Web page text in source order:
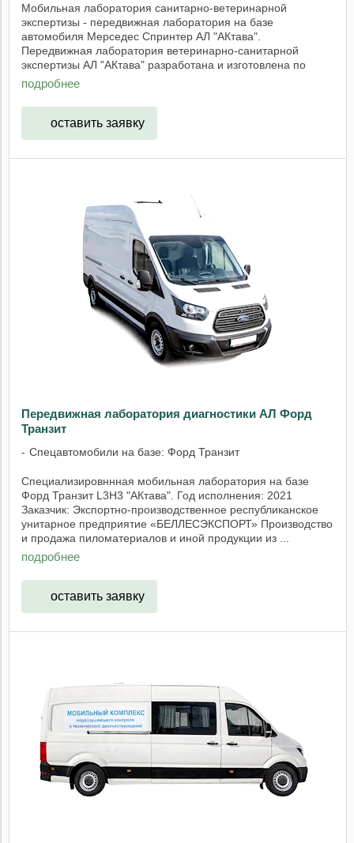
Мобильная лаборатория санитарно-ветеринарной
экспертизы - передвижная лаборатория на базе
автомобиля Мерседес Спринтер АЛ "АКтава".
Передвижная лаборатория ветеринарно-санитарной
экспертизы АЛ "АКтава" разработана и изготовлена по
техническому ...
подробнее
оставить заявку
Передвижная лаборатория диагностики АЛ Форд
Транзит
Спецавтомобили на базе: Форд Транзит
Специализировннная мобильная лаборатория на базе
Форд Транзит L3H3 "АКтава". Год исполнения: 2021
Заказчик: Экспортно-производственное республиканское
унитарное предприятие «БЕЛЛЕСЭКСПОРТ» Производство
и продажа пиломатериалов и иной продукции из ...
подробнее
оставить заявку